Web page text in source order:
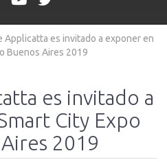
Applicatta es invitado a exponer en
Buenos Aires 2019
es invitado a
City Expo
2019